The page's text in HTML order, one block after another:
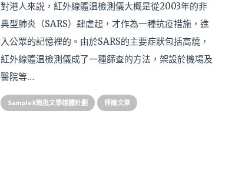
對港人來說，紅外線體温檢測儀大概是從2003年的非
典型肺炎（SARS）肆虐起，才作為一種抗疫措施，進
入公眾的記憶裡的。由於SARS的主要症狀包括高燒，
紅外線體温檢測儀成了一種篩查的方法，架設於機場及
醫院等…
SampleX微批文學媒體計劃 評論文章